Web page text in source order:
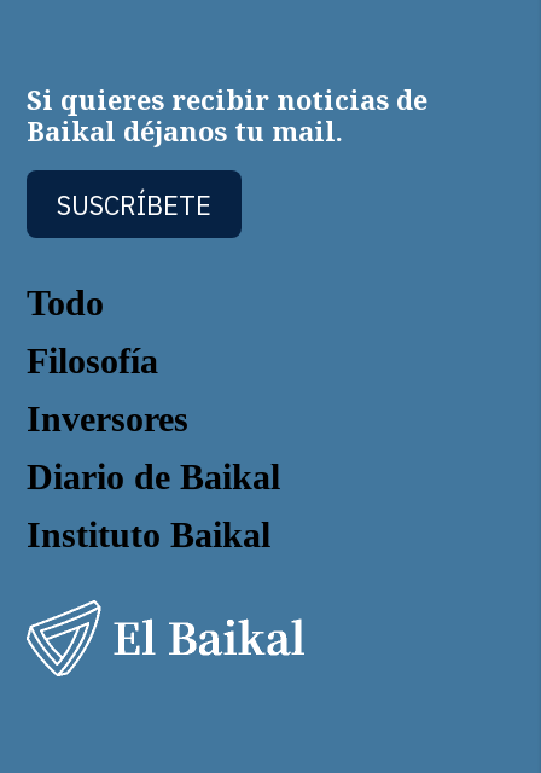
Todo
Filosofía
Inversores
Diario de Baikal
Instituto Baikal
Si quieres recibir noticias de
Baikal déjanos tu mail.
SUSCRÍBETE